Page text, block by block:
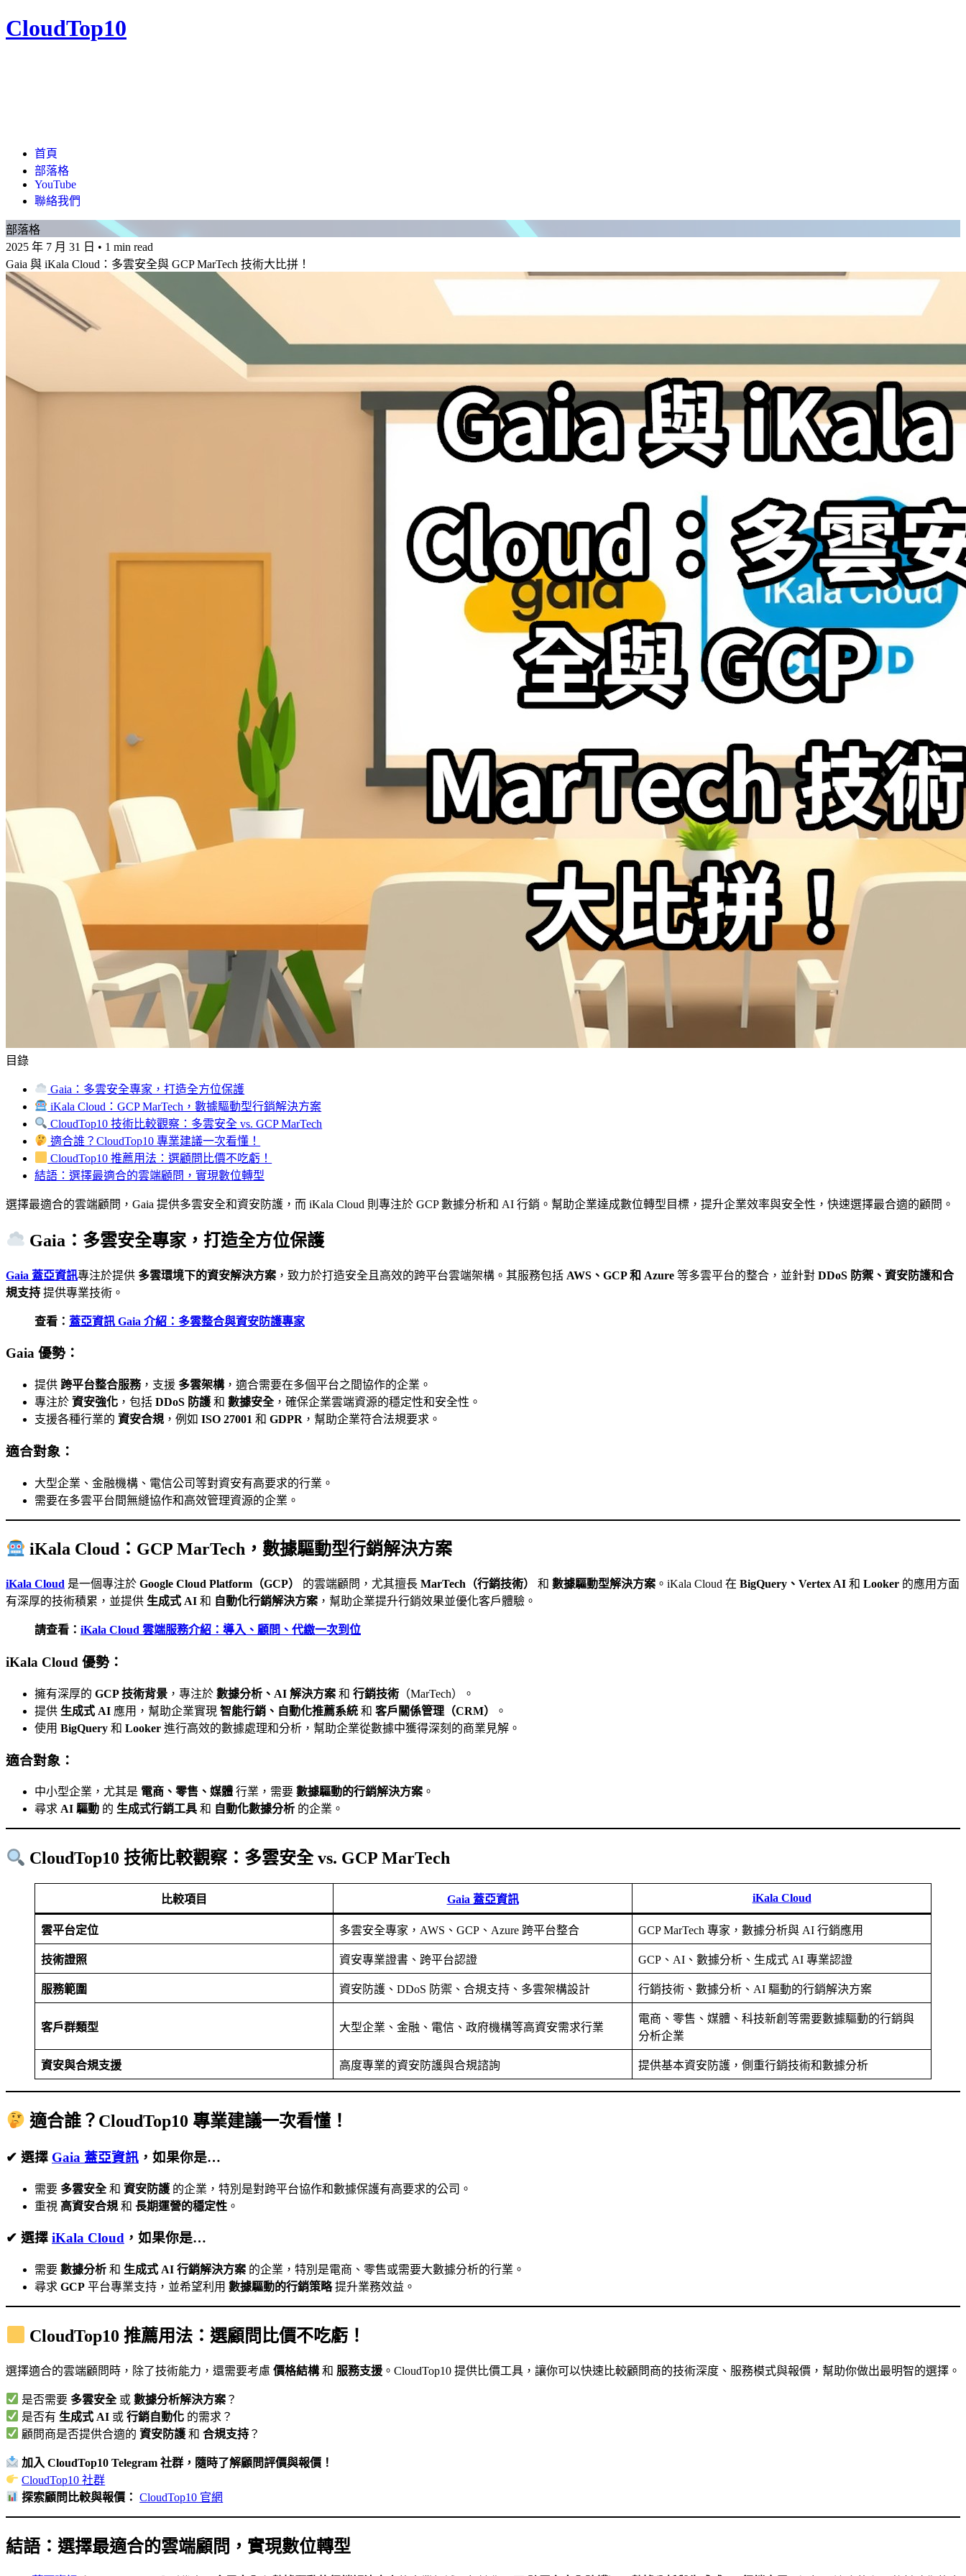
CloudTop10
首頁
部落格
YouTube
聯絡我們
部落格
2025 年 7 月 31 日 • 1 min read
Gaia 與 iKala Cloud：多雲安全與 GCP MarTech 技術大比拼！
目錄
Gaia：多雲安全專家，打造全方位保護
iKala Cloud：GCP MarTech，數據驅動型行銷解決方案
CloudTop10 技術比較觀察：多雲安全 vs. GCP MarTech
適合誰？CloudTop10 專業建議一次看懂！
CloudTop10 推薦用法：選顧問比價不吃虧！
結語：選擇最適合的雲端顧問，實現數位轉型
選擇最適合的雲端顧問，Gaia 提供多雲安全和資安防護，而 iKala Cloud 則專注於 GCP 數據分析和 AI 行銷。幫助企業達成數位轉型目標，提升企業效率與安全性，快速選擇最合適的顧問。
Gaia：多雲安全專家，打造全方位保護
Gaia 蓋亞資訊專注於提供 多雲環境下的資安解決方案 ，致力於打造安全且高效的跨平台雲端架構。其服務包括 AWS、GCP 和 Azure 等多雲平台的整合，並針對 DDoS 防禦、資安防護和合
規支持 提供專業技術。
查看： 蓋亞資訊 Gaia 介紹：多雲整合與資安防護專家
Gaia 優勢：
提供 跨平台整合服務，支援 多雲架構，適合需要在多個平台之間協作的企業。
專注於 資安強化 ，包括 DDoS 防護 和 數據安全，確保企業雲端資源的穩定性和安全性。
支援各種行業的 資安合規 ，例如 ISO 27001 和 GDPR ，幫助企業符合法規要求。
適合對象：
大型企業、金融機構、電信公司等對資安有高要求的行業。
需要在多雲平台間無縫協作和高效管理資源的企業。
iKala Cloud：GCP MarTech，數據驅動型行銷解決方案
iKala Cloud 是一個專注於 Google Cloud Platform（GCP） 的雲端顧問，尤其擅長 MarTech（行銷技術） 和 數據驅動型解決方案 。iKala Cloud 在 BigQuery、Vertex AI 和 Looker 的應用方面
有深厚的技術積累，並提供 生成式 AI 和 自動化行銷解決方案 ，幫助企業提升行銷效果並優化客戶體驗。
請查看： iKala Cloud 雲端服務介紹：導入、顧問、代繳一次到位
iKala Cloud 優勢：
擁有深厚的 GCP 技術背景 ，專注於 數據分析、AI 解決方案 和 行銷技術 （MarTech）。
提供 生成式 AI 應用，幫助企業實現 智能行銷、自動化推薦系統 和 客戶關係管理（CRM）
。
使用 BigQuery 和 Looker 進行高效的數據處理和分析，幫助企業從數據中獲得深刻的商業見解。
適合對象：
中小型企業，尤其是 電商、零售、媒體 行業，需要 數據驅動的行銷解決方案 。
尋求 AI 驅動 的 生成式行銷工具 和 自動化數據分析 的企業。
CloudTop10 技術比較觀察：多雲安全 vs. GCP MarTech
比較項目 Gaia 蓋亞資訊 iKala Cloud
雲平台定位 多雲安全專家，AWS、GCP、Azure 跨平台整合 GCP MarTech 專家，數據分析與 AI 行銷應用
技術證照 資安專業證書、跨平台認證 GCP、AI、數據分析、生成式 AI 專業認證
服務範圍 資安防護、DDoS 防禦、合規支持、多雲架構設計 行銷技術、數據分析、AI 驅動的行銷解決方案
客戶群類型 大型企業、金融、電信、政府機構等高資安需求行業
電商、零售、媒體、科技新創等需要數據驅動的行銷與
分析企業
資安與合規支援 高度專業的資安防護與合規諮詢 提供基本資安防護，側重行銷技術和數據分析
適合誰？CloudTop10 專業建議一次看懂！
✔ 選擇 Gaia 蓋亞資訊 ，如果你是…
需要 多雲安全和 資安防護 的企業，特別是對跨平台協作和數據保護有高要求的公司。
重視 高資安合規 和 長期運營的穩定性 。
✔ 選擇 iKala Cloud ，如果你是…
需要 數據分析 和 生成式 AI 行銷解決方案 的企業，特別是電商、零售或需要大數據分析的行業。
尋求 GCP 平台專業支持，並希望利用 數據驅動的行銷策略提升業務效益。
CloudTop10 推薦用法：選顧問比價不吃虧！
選擇適合的雲端顧問時，除了技術能力，還需要考慮 價格結構和 服務支援 。CloudTop10 提供比價工具，讓你可以快速比較顧問商的技術深度、服務模式與報價，幫助你做出最明智的選擇。
是否需要 多雲安全或數據分析解決方案 ？
是否有生成式 AI 或行銷自動化 的需求？
顧問商是否提供合適的資安防護 和合規支持 ？
加入 CloudTop10 Telegram 社群，隨時了解顧問評價與報價！
CloudTop10 社群
探索顧問比較與報價：
CloudTop10 官網
結語：選擇最適合的雲端顧問，實現數位轉型